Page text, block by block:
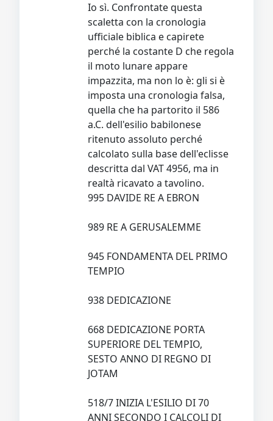
Io sì. Confrontate questa
scaletta con la cronologia
ufficiale biblica e capirete
perché la costante D che regola
il moto lunare appare
impazzita, ma non lo è: gli si è
imposta una cronologia falsa,
quella che ha partorito il 586
a.C. dell'esilio babilonese
ritenuto assoluto perché
calcolato sulla base dell'eclisse
descritta dal VAT 4956, ma in
realtà ricavato a tavolino.
995 DAVIDE RE A EBRON
989 RE A GERUSALEMME
945 FONDAMENTA DEL PRIMO
TEMPIO
938 DEDICAZIONE
668 DEDICAZIONE PORTA
SUPERIORE DEL TEMPIO,
SESTO ANNO DI REGNO DI
JOTAM
518/7 INIZIA L'ESILIO DI 70
ANNI SECONDO I CALCOLI DI